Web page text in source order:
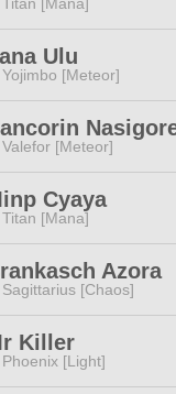
Ulu
Yojimbo [Meteor]
Valefor [Meteor]
Cyaya
Titan [Mana]
Azora
Sagittarius [Chaos]
Killer
Phoenix [Light]